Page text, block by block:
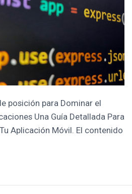
posición para Dominar el
Una Guía Detallada Para
Aplicación Móvil. El contenido